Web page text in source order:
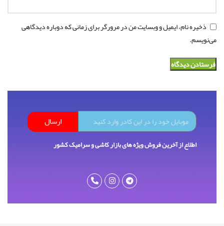
ذخیره نام، ایمیل و وبسایت من در مرورگر برای زمانی که دوباره دیدگاهی
می‌نویسم.
ارسال
اطلاع از آخرین فروش ویژه های بازار کاشی و سرامیک کشور